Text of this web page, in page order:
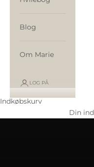
Blog
Om Marie
LOG PÅ
Indkøbskurv
Din